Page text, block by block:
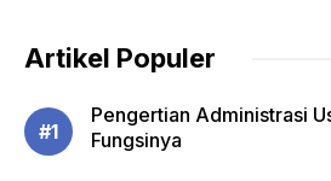
Artikel Populer
Pengertian Administrasi
Fungsinya